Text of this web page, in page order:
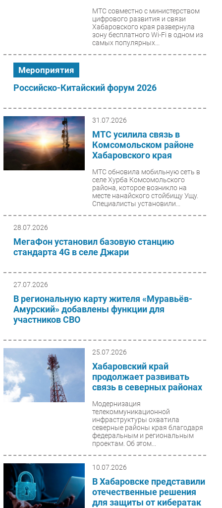
МТС совместно с министерством
цифрового развития и связи
Хабаровского края развернула
зону бесплатного Wi-Fi в одном из
самых популярных...
Мероприятия
Российско-Китайский форум 2026
31.07.2026
МТС усилила связь в
Комсомольском районе
Хабаровского края
МТС обновила мобильную сеть в
селе Хурба Комсомольского
района, которое возникло на
месте нанайского стойбищу Ущу.
Специалисты установили...
28.07.2026
МегаФон установил базовую станцию
стандарта 4G в селе Джари
27.07.2026
В региональную карту жителя «Муравьёв-
Амурский» добавлены функции для
участников СВО
25.07.2026
Хабаровский край
продолжает развивать
связь в северных районах
Модернизация
телекоммуникационной
инфраструктуры охватила
северные районы края благодаря
федеральным и региональным
проектам. Об этом...
10.07.2026
В Хабаровске представили
отечественные решения
для защиты от кибератак